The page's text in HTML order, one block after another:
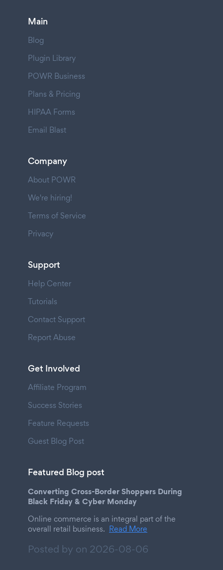
Main
Blog
Plugin Library
POWR Business
Plans & Pricing
HIPAA Forms
Email Blast
Company
About POWR
We're hiring!
Terms of Service
Privacy
Support
Help Center
Tutorials
Contact Support
Report Abuse
Get Involved
Affiliate Program
Success Stories
Feature Requests
Guest Blog Post
Featured Blog post
Converting Cross-Border Shoppers During
Black Friday & Cyber Monday
Online commerce is an integral part of the
overall retail business. Read More
Posted by on 2026-08-06